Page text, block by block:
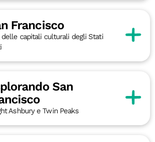
Francisco
delle capitali culturali degli Stati
San
Ashbury e Twin Peaks